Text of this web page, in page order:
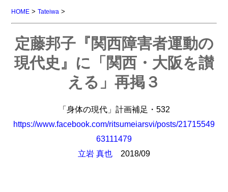
HOME >Tateiwa >
定藤邦子『関西障害者運動の
現代史』に「関西・大阪を讃
える」再掲３
「身体の現代」計画補足・532
https://www.facebook.com/ritsumeiarsvi/posts/21715549
63111479
立岩 真也 2018/09